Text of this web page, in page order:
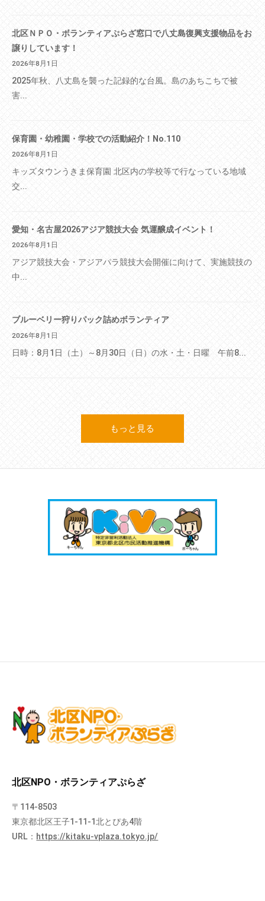
北区ＮＰＯ・ボランティアぷらざ窓口で八丈島復興支援物品をお
譲りしています！
2026年8月1日
2025年秋、八丈島を襲った記録的な台風。島のあちこちで被
害...
保育園・幼稚園・学校での活動紹介！No.110
2026年8月1日
キッズタウンうきま保育園 北区内の学校等で行なっている地域
交...
愛知・名古屋2026アジア競技大会 気運醸成イベント！
2026年8月1日
アジア競技大会・アジアパラ競技大会開催に向けて、実施競技の
中...
ブルーベリー狩りパック詰めボランティア
2026年8月1日
日時：8月1日（土）～8月30日（日）の水・土・日曜 午前8...
もっと見る
北区NPO・ボランティアぷらざ
〒114-8503
東京都北区王子1-11-1北とぴあ4階
URL： https://kitaku-vplaza.tokyo.jp/